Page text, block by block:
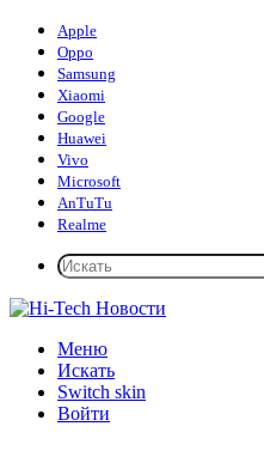
Apple
Oppo
Samsung
Xiaomi
Google
Huawei
Vivo
Microsoft
AnTuTu
Realme
Меню
Искать
Switch skin
Войти